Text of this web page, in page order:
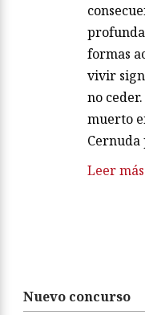
formas
vivir
no
muerto
Leer más
Nuevo concurso